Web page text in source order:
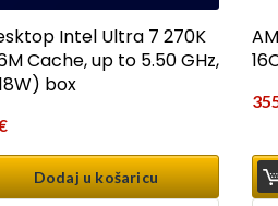
Intel Ultra 7 270K
Cache, up to 5.50 GHz,
box
Dodaj u košaricu